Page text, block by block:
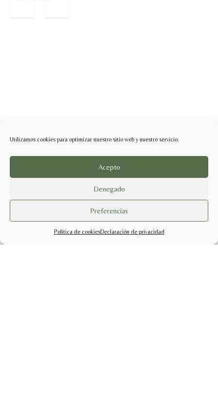
Utilizamos cookies para optimizar nuestro sitio web y nuestro servicio.
Acepto
Denegado
Preferencias
Política de cookiesDeclaración de privacidad